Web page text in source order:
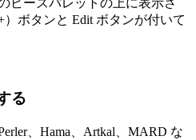
ビーズパレットの上に表示さ
）ボタンと Edit ボタンが付いて
る
、Hama、Artkal、MARD な